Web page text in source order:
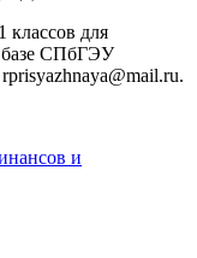
классов для
базе СПбГЭУ
и